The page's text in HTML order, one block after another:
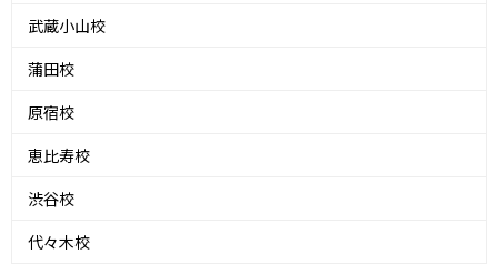
武蔵小山校
蒲田校
原宿校
恵比寿校
渋谷校
代々木校